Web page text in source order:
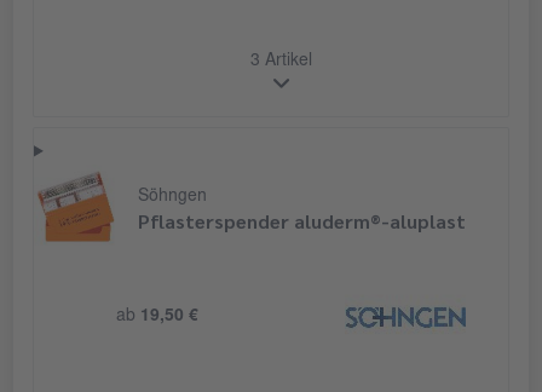
3 Artikel
Söhngen
Pflasterspender aluderm®-aluplast
ab 19,50 €